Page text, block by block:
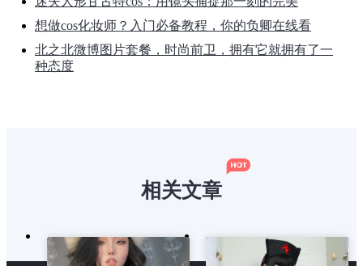
想做cos化妆师？入门必备教程，你的负卿在线看
北之北微博图片套餐，时尚前卫，拥有它就拥有了一
种态度
相关文章